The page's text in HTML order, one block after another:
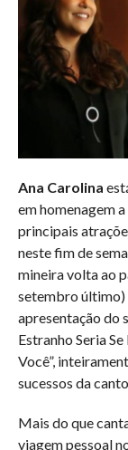
Ana Carolina
em homenagem a
principais
neste fim de
mineira volta ao
setembro último)
apresentação do
Estranho Seria
Você”,
sucessos da
Mais do que
viagem pessoal